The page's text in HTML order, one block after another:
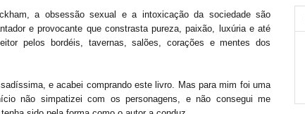
a obsessão sexual e a intoxicação da sociedade são
e provocante que constrasta pureza, paixão, luxúria e até
pelos bordéis, tavernas, salões, corações e mentes dos
e acabei comprando este livro. Mas para mim foi uma
não simpatizei com os personagens, e não consegui me